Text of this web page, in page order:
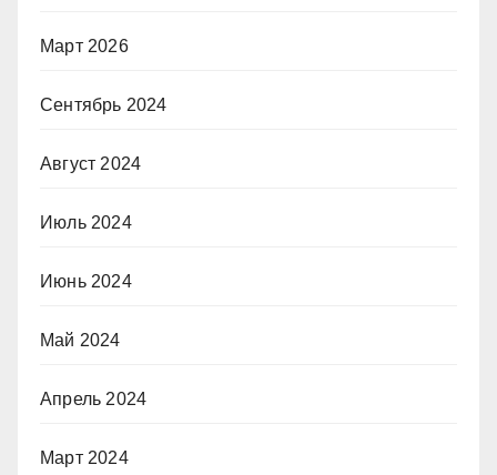
Март 2026
Сентябрь 2024
Август 2024
Июль 2024
Июнь 2024
Май 2024
Апрель 2024
Март 2024